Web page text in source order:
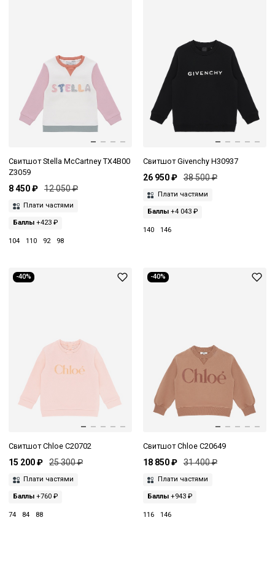
Свитшот Stella McCartney TX4B00
Z3059
8 450 ₽ 12 050 ₽
Плати частями
Баллы +423 ₽
104 110 92 98
Свитшот Givenchy H30937
26 950 ₽ 38 500 ₽
Плати частями
Баллы+4 043 ₽
140 146
-40%
Свитшот Chloe C20702
15 200 ₽ 25 300 ₽
Плати частями
Баллы +760 ₽
74 84 88
-40%
Свитшот Chloe C20649
18 850 ₽ 31 400 ₽
Плати частями
Баллы+943 ₽
116 146